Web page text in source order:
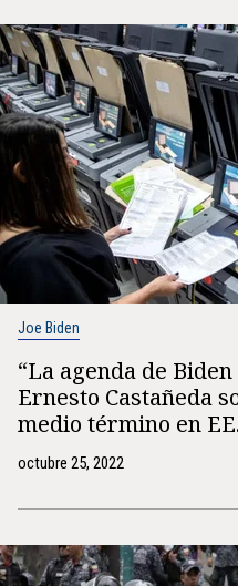
Joe Biden
“La agenda de
Ernesto Castañeda
medio término en
octubre 25, 2022